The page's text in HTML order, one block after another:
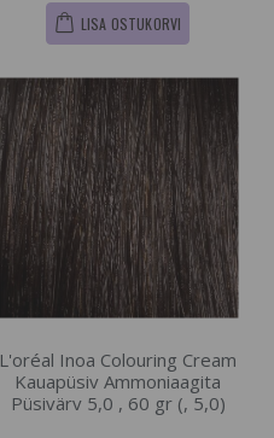
LISA OSTUKORVI
L'oréal Inoa Colouring Cream
Kauapüsiv Ammoniaagita
Püsivärv 5,0 , 60 gr (, 5,0)